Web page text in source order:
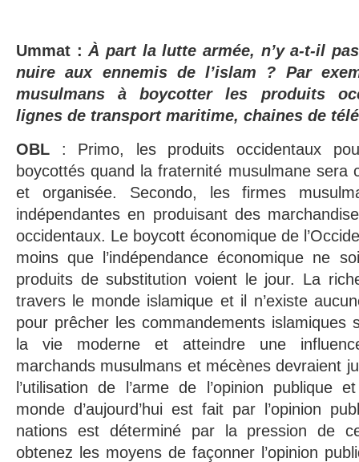
Ummat : À part la lutte armée, n’y a-t-il
nuire aux ennemis de l’islam ? Par
musulmans à boycotter les produits
lignes de transport maritime, chaines de
OBL : Primo, les produits occidentaux
boycottés quand la fraternité musulmane sera
et organisée. Secondo, les firmes
indépendantes en produisant des
occidentaux. Le boycott économique de
moins que l’indépendance économique ne
produits de substitution voient le jour. La
travers le monde islamique et il n’existe
pour prêcher les commandements islamiques
la vie moderne et atteindre une
marchands musulmans et mécènes devraient
l’utilisation de l’arme de l’opinion publique
monde d’aujourd’hui est fait par l’opinion
nations est déterminé par la pression de
obtenez les moyens de façonner l’opinion